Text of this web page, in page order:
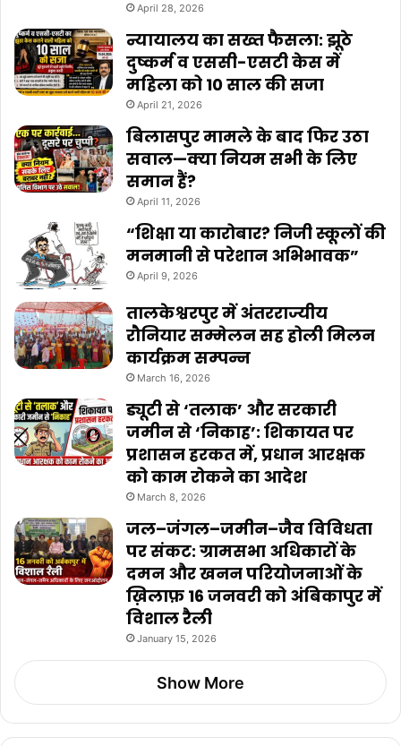
April 28, 2026
न्यायालय का सख्त फैसला: झूठे
दुष्कर्म व एससी-एसटी केस में
महिला को 10 साल की सजा
April 21, 2026
बिलासपुर मामले के बाद फिर उठा
सवाल—क्या नियम सभी के लिए
समान हैं?
April 11, 2026
“शिक्षा या कारोबार? निजी स्कूलों की
मनमानी से परेशान अभिभावक”
April 9, 2026
तालकेश्वरपुर में अंतरराज्यीय
रौनियार सम्मेलन सह होली मिलन
कार्यक्रम सम्पन्न
March 16, 2026
ड्यूटी से ‘तलाक’ और सरकारी
जमीन से ‘निकाह’: शिकायत पर
प्रशासन हरकत में, प्रधान आरक्षक
को काम रोकने का आदेश
March 8, 2026
जल–जंगल–जमीन–जैव विविधता
पर संकट: ग्रामसभा अधिकारों के
दमन और खनन परियोजनाओं के
ख़िलाफ़ 16 जनवरी को अंबिकापुर में
विशाल रैली
January 15, 2026
Show More